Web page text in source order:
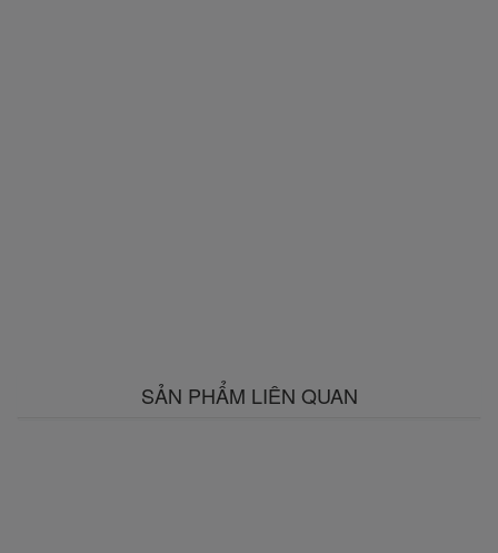
SẢN PHẨM LIÊN QUAN